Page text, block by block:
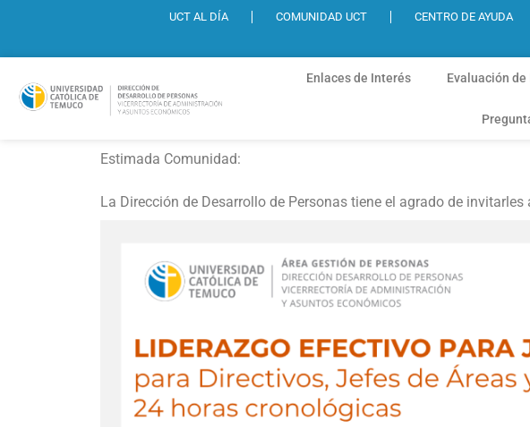
UCT AL DÍA COMUNIDAD UCT CENTRO DE AYUDA
Enlaces de Interés Evaluación de
Estimada Comunidad:
La Dirección de Desarrollo de Personas tiene el agrado de